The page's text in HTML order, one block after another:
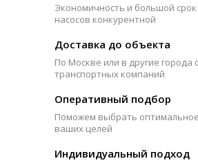
Экономичность и большой
насосов конкурентной
Доставка до объекта
По Москве или в другие
транспортных компаний
Оперативный подбор
Поможем выбрать
ваших целей
Индивидуальный подход